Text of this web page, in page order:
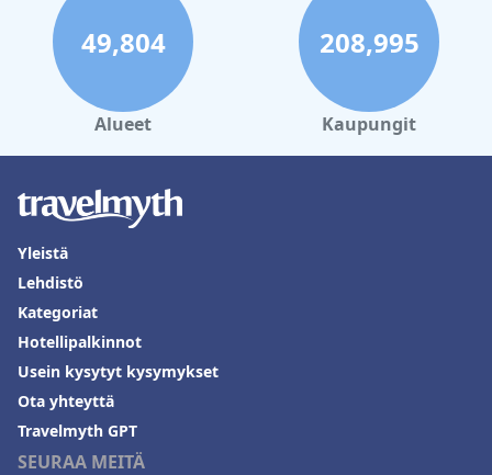
49,804
Alueet
208,995
Kaupungit
SEURAA MEITÄ
Yleistä
Lehdistö
Kategoriat
Hotellipalkinnot
Usein kysytyt kysymykset
Ota yhteyttä
Travelmyth GPT